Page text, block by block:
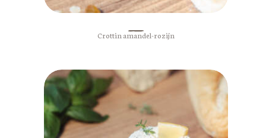
Crottin amandel-rozijn